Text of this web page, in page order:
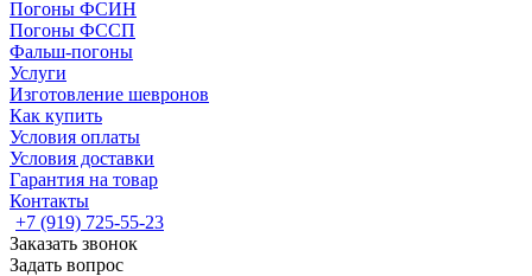
Погоны ФСИН
Погоны ФССП
Фальш-погоны
Услуги
Изготовление шевронов
Как купить
Условия оплаты
Условия доставки
Гарантия на товар
Контакты
+7 (919) 725-55-23
Заказать звонок
Задать вопрос